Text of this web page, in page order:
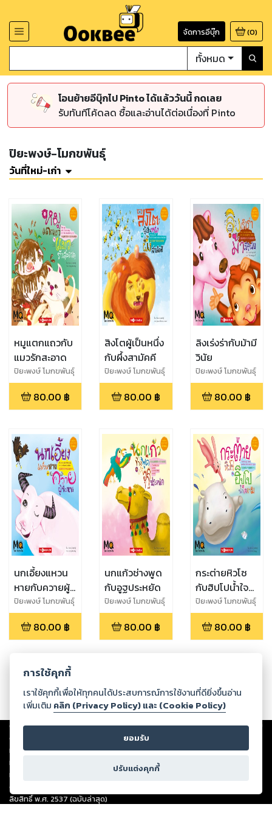
จัดการอีบุ๊ก (0)
ทั้งหมด
โอนย้ายอีบุ๊กไป Pinto ได้แล้ววันนี้ กดเลย
รับทันทีโค้ดลด ซื้อและอ่านได้ต่อเนื่องที่ Pinto
ปิยะพงษ์-โมกขพันธุ์
วันที่ใหม่-เก่า
หมูแตกแถวกับ
แมวรักสะอาด
ปิยะพงษ์ โมกขพันธุ์
80.00 ฿
สิงโตผู้เป็นหนึ่ง
กับผึ้งสามัคคี
ปิยะพงษ์ โมกขพันธุ์
80.00 ฿
ลิงเร่งร่ากับม้ามี
วินัย
ปิยะพงษ์ โมกขพันธุ์
80.00 ฿
นกเอี้ยงแหวน
หายกับควายผู้
ซื้อสัตย์
ปิยะพงษ์ โมกขพันธุ์
80.00 ฿
นกแก้วช่างพูด
กับอูฐประหยัด
ปิยะพงษ์ โมกขพันธุ์
80.00 ฿
กระต่ายหิวโซ
กับฮิปโปน้ำใจ
งาม
ปิยะพงษ์ โมกขพันธุ์
80.00 ฿
Copyright ©2026Storylog Co., Ltd. - สตอรี่ล็อกขอสงวนสิทธิ์ไม่รับผิดชอบ
ต่อผลงานหรือเนื้อหาใดที่อัปโหลดผ่านเว็บไซต์และปรากฏว่าละเมิดสิทธิใน
ทรัพย์สินทางปัญญาของบุคคลอื่นหรือขัดต่อกฎหมายและศีลธรรม ดังนั้น ผู้อ่าน
ทุกท่านโปรดใช้วิจารณญาณในการกลั่นกรองด้วยตนเอง และหากท่านพบว่าส่วน
หนึ่งส่วนใดขัดต่อกฎหมายและศีลธรรม กรุณาแจ้งมายังบริษัท เพื่อทีมงานจะได้
ดำเนินการในทันที ทั้งนี้ ทางสตอรี่ล็อกขอสงวนลิขสิทธิ์ตามพระราชบัญญัติ
ลิขสิทธิ์ พ.ศ. 2537 (ฉบับล่าสุด)
การใช้คุกกี้
เราใช้คุกกี้เพื่อให้ทุกคนได้ประสบการณ์การใช้งานที่ดียิ่งขึ้นอ่าน
เพิ่มเติม คลิก (Privacy Policy) และ (Cookie Policy)
ยอมรับ
ปรับแต่งคุกกี้